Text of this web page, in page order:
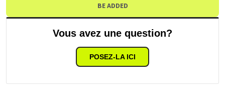
BE ADDED
Vous avez une question?
POSEZ-LA ICI